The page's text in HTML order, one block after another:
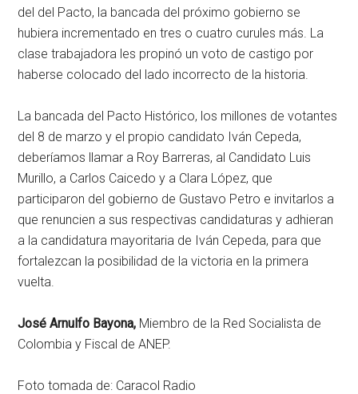
del del Pacto, la bancada del próximo gobierno se
hubiera incrementado en tres o cuatro curules más. La
clase trabajadora les propinó un voto de castigo por
haberse colocado del lado incorrecto de la historia.
La bancada del Pacto Histórico, los millones de votantes
del 8 de marzo y el propio candidato Iván Cepeda,
deberíamos llamar a Roy Barreras, al Candidato Luis
Murillo, a Carlos Caicedo y a Clara López, que
participaron del gobierno de Gustavo Petro e invitarlos a
que renuncien a sus respectivas candidaturas y adhieran
a la candidatura mayoritaria de Iván Cepeda, para que
fortalezcan la posibilidad de la victoria en la primera
vuelta.
José Arnulfo Bayona, Miembro de la Red Socialista de
Colombia y Fiscal de ANEP.
Foto tomada de: Caracol Radio